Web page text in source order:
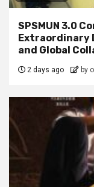
SPSMUN 3.0
Extraordinary
and Global
2 days ago by